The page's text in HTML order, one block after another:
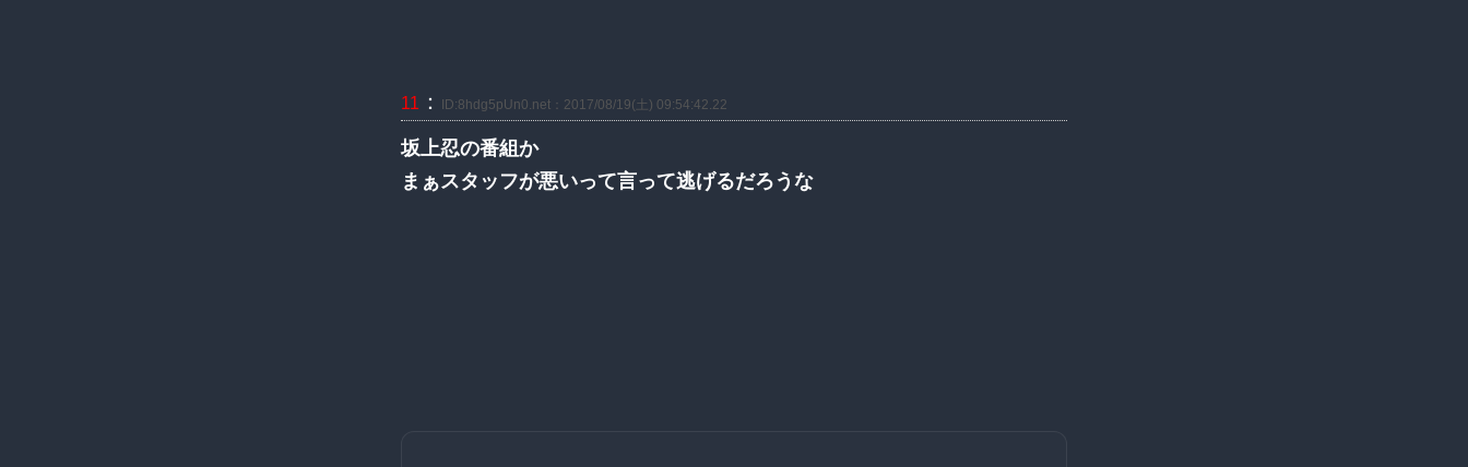
11 ： ID:8hdg5pUn0.net：2017/08/19(土) 09:54:42.22
坂上忍の番組か
まぁスタッフが悪いって言って逃げるだろうな